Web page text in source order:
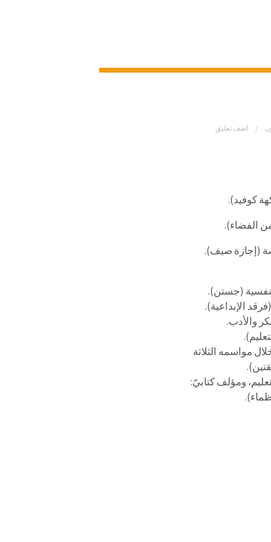
اضف تعليق
(جستن).
الإبداعية).
والأدب.
مواسمه الثلاثة
ومؤلف كتابيّ: